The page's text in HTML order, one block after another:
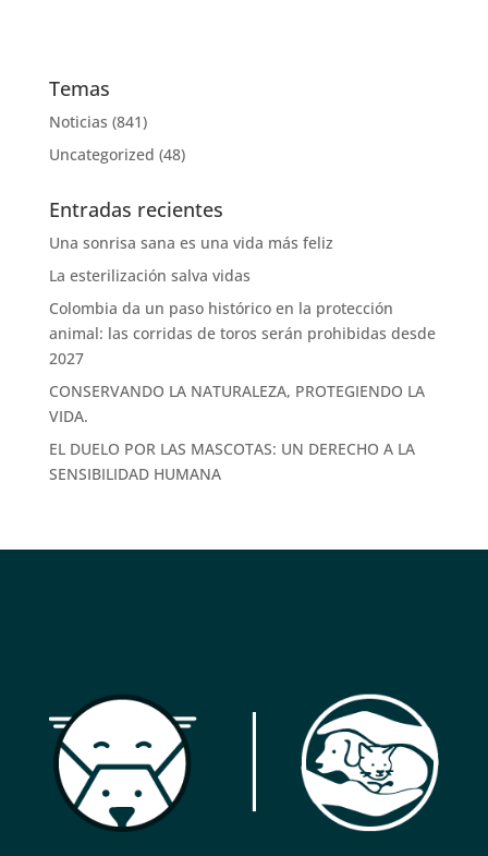
Temas
Noticias (841)
Uncategorized (48)
Entradas recientes
Una sonrisa sana es una vida más feliz
La esterilización salva vidas
Colombia da un paso histórico en la protección
animal: las corridas de toros serán prohibidas desde
2027
CONSERVANDO LA NATURALEZA, PROTEGIENDO LA
VIDA.
EL DUELO POR LAS MASCOTAS: UN DERECHO A LA
SENSIBILIDAD HUMANA